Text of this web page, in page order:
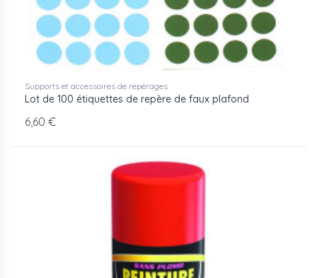
Supports et accessoires de repérages
Lot de 100 étiquettes de repère de faux plafond
6,60 €